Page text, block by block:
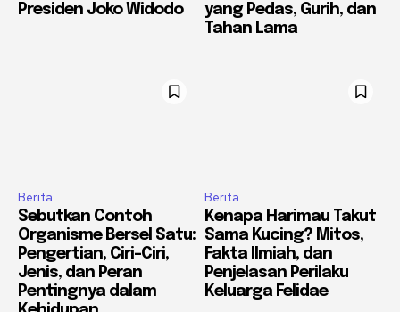
Presiden Joko Widodo
yang Pedas, Gurih, dan
Tahan Lama
Berita
Sebutkan Contoh
Organisme Bersel Satu:
Pengertian, Ciri-Ciri,
Jenis, dan Peran
Pentingnya dalam
Berita
Kenapa Harimau Takut
Sama Kucing? Mitos,
Fakta Ilmiah, dan
Penjelasan Perilaku
Keluarga Felidae